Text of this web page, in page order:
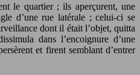
le quartier ; ils aperçurent, une
d’une rue latérale ; celui-ci se
dont il était l’objet, quitta
dans l’encoignure d’une
et firent semblant d’entrer